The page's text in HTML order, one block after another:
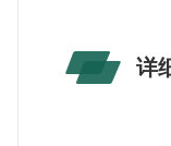
详